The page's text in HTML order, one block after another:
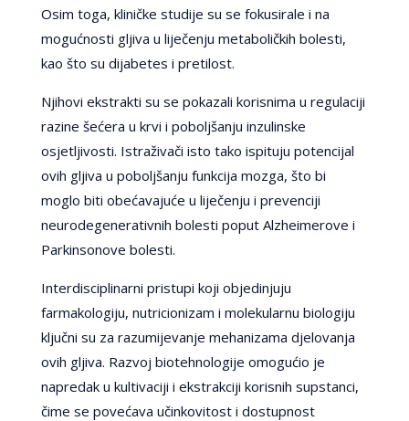
Osim toga, kliničke studije su se fokusirale i na
mogućnosti gljiva u liječenju metaboličkih bolesti,
kao što su dijabetes i pretilost.
Njihovi ekstrakti su se pokazali korisnima u regulaciji
razine šećera u krvi i poboljšanju inzulinske
osjetljivosti. Istraživači isto tako ispituju potencijal
ovih gljiva u poboljšanju funkcija mozga, što bi
moglo biti obećavajuće u liječenju i prevenciji
neurodegenerativnih bolesti poput Alzheimerove i
Parkinsonove bolesti.
Interdisciplinarni pristupi koji objedinjuju
farmakologiju, nutricionizam i molekularnu biologiju
ključni su za razumijevanje mehanizama djelovanja
ovih gljiva. Razvoj biotehnologije omogućio je
napredak u kultivaciji i ekstrakciji korisnih supstanci,
čime se povećava učinkovitost i dostupnost